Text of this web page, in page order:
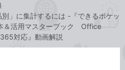
別」に集計するには -『できるポケッ
＆活用マスターブック Office
対応』動画解説